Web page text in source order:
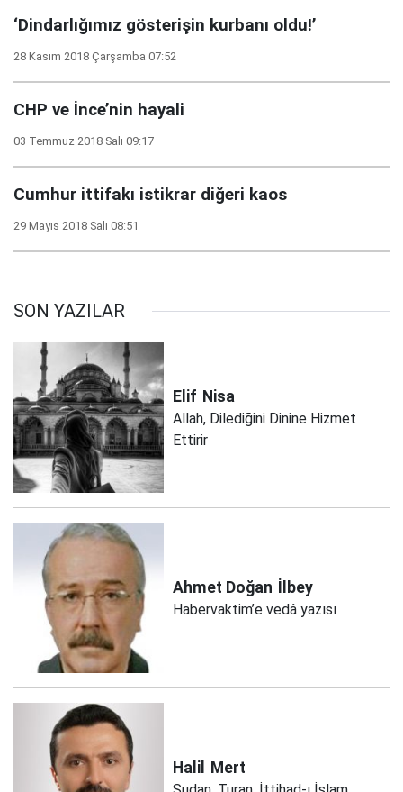
‘Dindarlığımız gösterişin kurbanı oldu!’
28 Kasım 2018 Çarşamba 07:52
CHP ve İnce’nin hayali
03 Temmuz 2018 Salı 09:17
Cumhur ittifakı istikrar diğeri kaos
29 Mayıs 2018 Salı 08:51
SON YAZILAR
Elif Nisa
Allah, Dilediğini Dinine Hizmet
Ettirir
Ahmet Doğan İlbey
Habervaktim’e vedâ yazısı
Halil Mert